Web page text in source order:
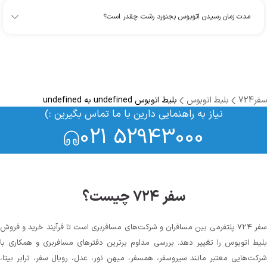
مدت زمان رسیدن اتوبوس بجنورد رشت چقدر است؟
سفر724 بلیط اتوبوس بلیط اتوبوس undefined به undefined
نیاز به راهنمایی دارین با ما تماس بگیرین :)
021 52943000
سفر ۷۲۴ چیست؟
سفر ۷۲۴ پلتفرمی بین مسافران و شرکت‌های مسافربری است تا فرآیند خرید و فروش
بلیط اتوبوس را تغییر دهد. بررسی مداوم برترین دفترهای مسافربری و همکاری با
شرکت‌هایی معتبر مانند سیروسفر، همسفر، میهن‌ نور، عدل، رویال سفر، ترابر بیتا،